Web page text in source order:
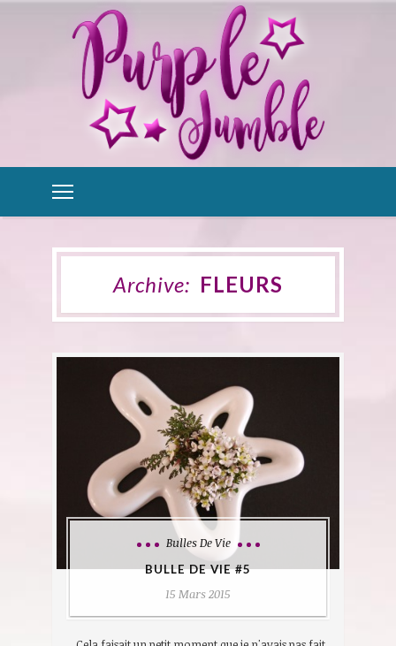
Archive: FLEURS
Bulles De Vie
BULLE DE VIE #5
15 Mars 2015